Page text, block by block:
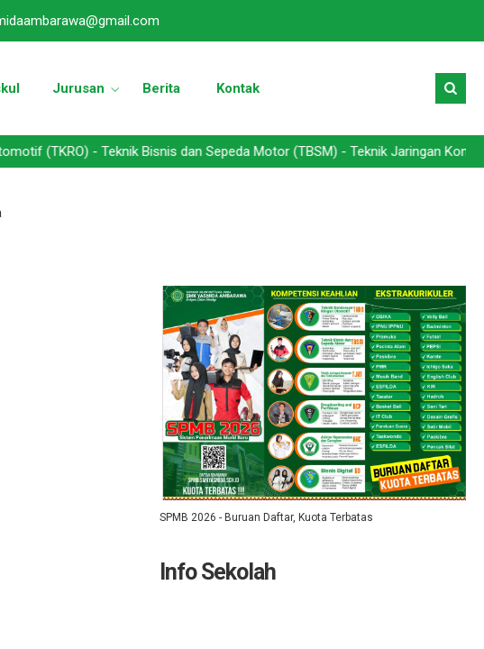
Jurusan Berita Kontak
- Teknik Bisnis dan Sepeda Motor (TBSM) - Teknik Jaringan Komputer
SPMB 2026 - Buruan Daftar, Kuota Terbatas
Info Sekolah